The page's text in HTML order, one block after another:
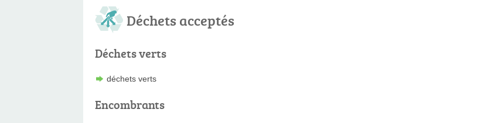
Déchets acceptés
Déchets verts
déchets verts
Encombrants